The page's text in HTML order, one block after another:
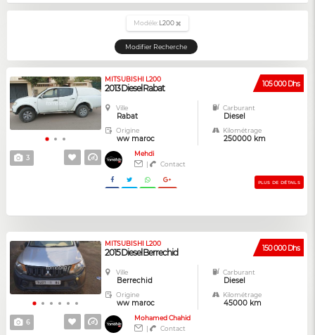
Modéle:L200
Modifier Recherche
3
105 000 Dhs
MITSUBISHI L200
2013 Diesel Rabat
Ville
Rabat
Carburant
Diesel
Origine
ww maroc
Kilométrage
250000 km
Mehdi
|
Contact
PLUS DE DÉTAILS
6
150 000 Dhs
MITSUBISHI L200
2015 Diesel Berrechid
Ville
Berrechid
Carburant
Diesel
Origine
ww maroc
Kilométrage
45000 km
Mohamed Chahid
|
Contact